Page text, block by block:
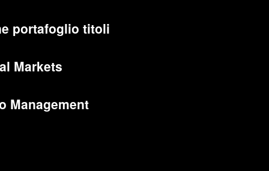
portafoglio titoli
Markets
Management